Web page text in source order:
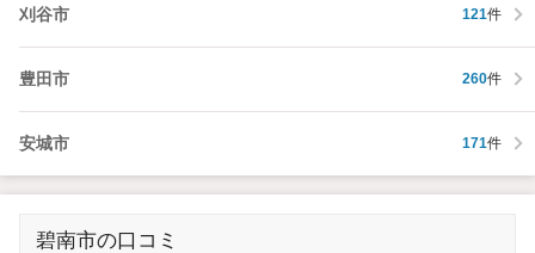
刈谷市 121件
豊田市 260件
安城市 171件
碧南市の口コミ